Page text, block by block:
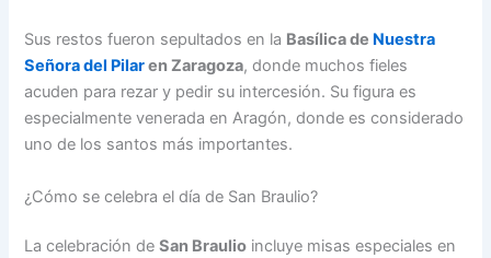
Sus restos fueron sepultados en la Basílica de Nuestra
Señora del Pilaren Zaragoza, donde muchos fieles
acuden para rezar y pedir su intercesión. Su figura es
especialmente venerada en Aragón, donde es considerado
uno de los santos más importantes.
¿Cómo se celebra el día de San Braulio?
La celebración deSan Braulio incluye misas especiales en